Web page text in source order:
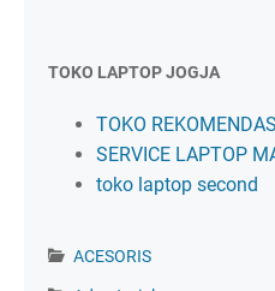
TOKO LAPTOP JOGJA
TOKO
SERVICE LAPTOP
toko laptop second
ACESORIS